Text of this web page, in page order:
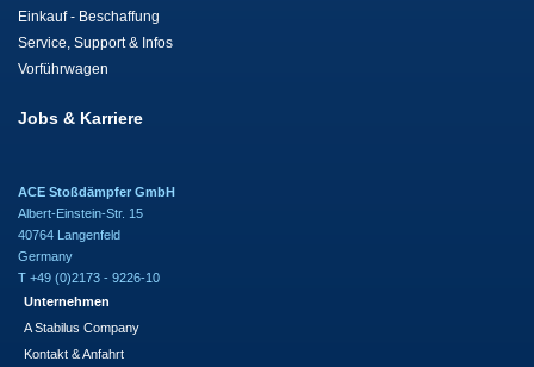
Einkauf - Beschaffung
Service, Support & Infos
Vorführwagen
Jobs & Karriere
ACE Stoßdämpfer GmbH
Albert-Einstein-Str. 15
40764 Langenfeld
Germany
T +49 (0)2173 - 9226-10
Unternehmen
A Stabilus Company
Kontakt & Anfahrt